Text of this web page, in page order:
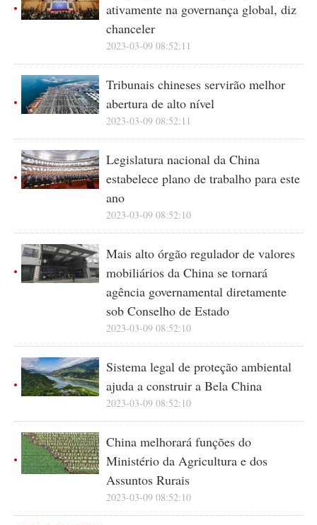
ativamente na governança global, diz
chanceler
2023-03-09 08:52:11
Tribunais chineses servirão melhor
abertura de alto nível
2023-03-09 08:52:11
Legislatura nacional da China
estabelece plano de trabalho para este
ano
2023-03-09 08:52:10
Mais alto órgão regulador de valores
mobiliários da China se tornará
agência governamental diretamente
sob Conselho de Estado
2023-03-09 08:52:10
Sistema legal de proteção ambiental
ajuda a construir a Bela China
2023-03-09 08:52:10
China melhorará funções do
Ministério da Agricultura e dos
Assuntos Rurais
2023-03-09 08:52:10